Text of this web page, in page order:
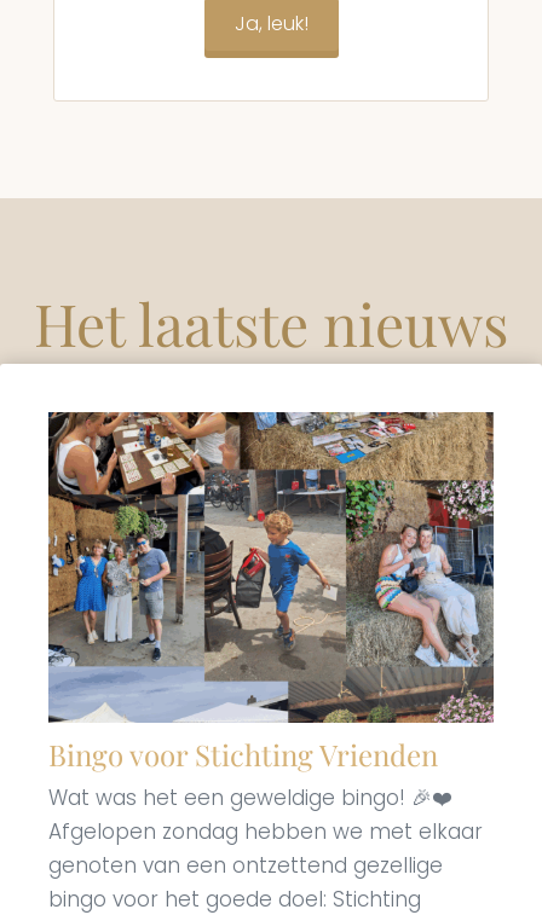
Ja, leuk!
Het laatste nieuws
Bingo voor Stichting Vrienden
Wat was het een geweldige bingo! 🎉❤️
Afgelopen zondag hebben we met elkaar
genoten van een ontzettend gezellige
bingo voor het goede doel: Stichting